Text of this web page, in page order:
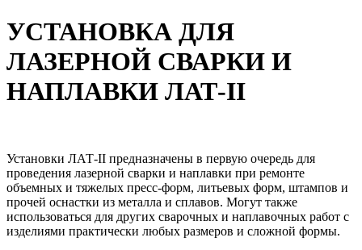
УСТАНОВКА ДЛЯ
ЛАЗЕРНОЙ СВАРКИ И
НАПЛАВКИ ЛАТ-II
Установки ЛАТ-II предназначены в первую очередь для
проведения лазерной сварки и наплавки при ремонте
объемных и тяжелых пресс-форм, литьевых форм, штампов и
прочей оснастки из металла и сплавов. Могут также
использоваться для других сварочных и наплавочных работ с
изделиями практически любых размеров и сложной формы.